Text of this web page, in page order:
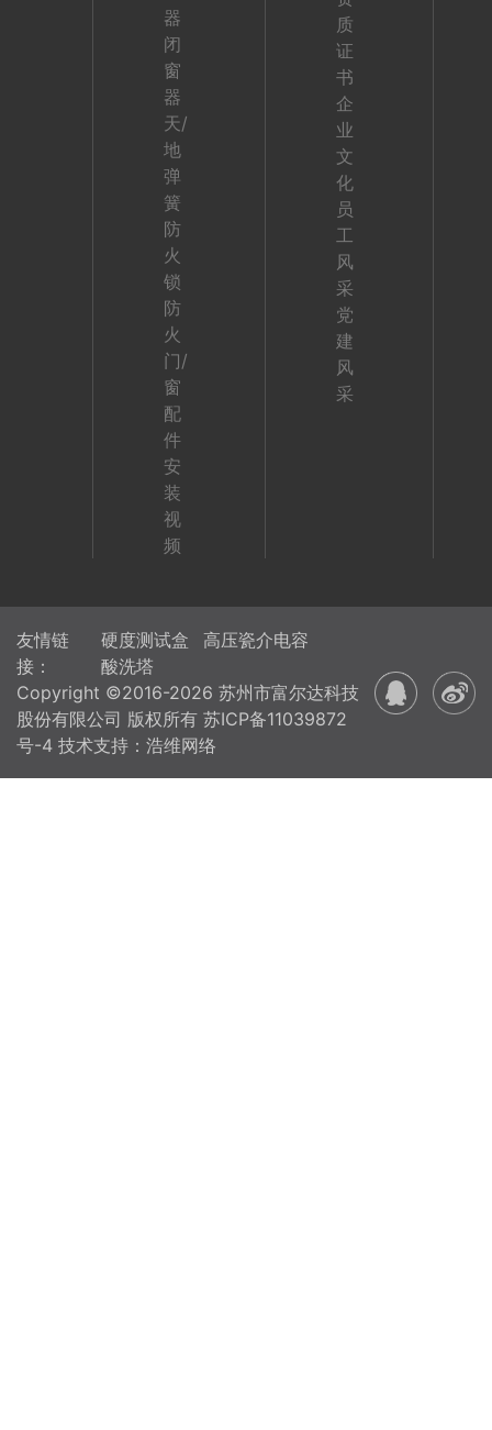
器
闭
窗
器
天/
地
弹
簧
防
火
锁
防
火
门/
窗
配
件
安
装
视
频
质
证
书
企
业
文
化
员
工
风
采
党
建
风
采
友情链
接：
硬度测试盒
高压瓷介电容
酸洗塔
Copyright ©2016-2026 苏州市富尔达科技
股份有限公司 版权所有 苏ICP备11039872
号-4 技术支持：浩维网络